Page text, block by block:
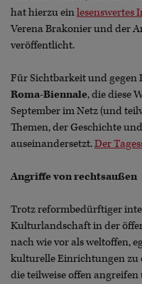
hat hierzu einlesenswertes
Verena Brakonier und der
veröffentlicht.
Für Sichtbarkeit und
Roma-Biennale, die diese
September im Netz (und
Themen, der Geschichte
auseinandersetzt.Der
Angriffe von rechtsaußen
Trotz reformbedürftiger
Kulturlandschaft in der
nach wie vor als weltoffen,
kulturelle Einrichtungen zu
die teilweise offen